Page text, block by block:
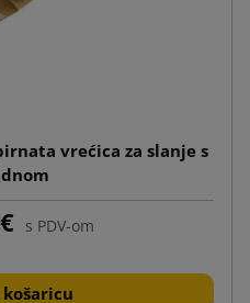
vrećica za slanje s
s PDV-om